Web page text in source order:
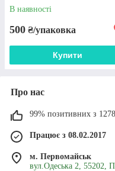
В наявності
500 ₴/упаковка
Купити
Про нас
99% позитивних з 1278
Працює з 08.02.2017
м. Первомайськ
вул.Одеська 2, 55202,